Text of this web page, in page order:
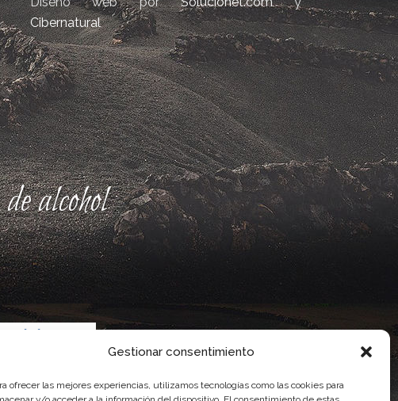
Gestionar consentimiento
ofrecer las mejores experiencias, utilizamos tecnologías como las cookies para
Cibernatural
alcohol